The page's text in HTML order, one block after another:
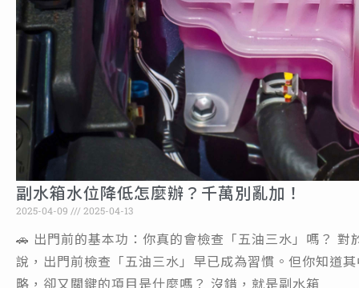
副水箱水位降低怎麼辦？千萬別亂加！
2025-04-09 2025-04-13
🚗 出門前的基本功：你真的會檢查「五油三水」嗎？ 對
說，出門前檢查「五油三水」早已成為習慣。但你知道
略，卻又關鍵的項目是什麼嗎？ 沒錯，就是副水箱